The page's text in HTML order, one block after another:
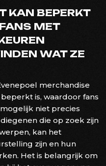
KAN BEPERKT
MET
WAT ZE
merchandise
is, waardoor fans
niet precies
die op zoek zijn
kan het
zijn en hun
Het is belangrijk om